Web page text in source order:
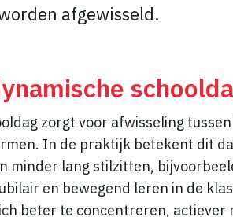
afgewisseld.
zorgt voor afwisseling
In de praktijk betekent dit
minder lang stilzitten,
en bewegend leren in de
beter te concentreren, actiever